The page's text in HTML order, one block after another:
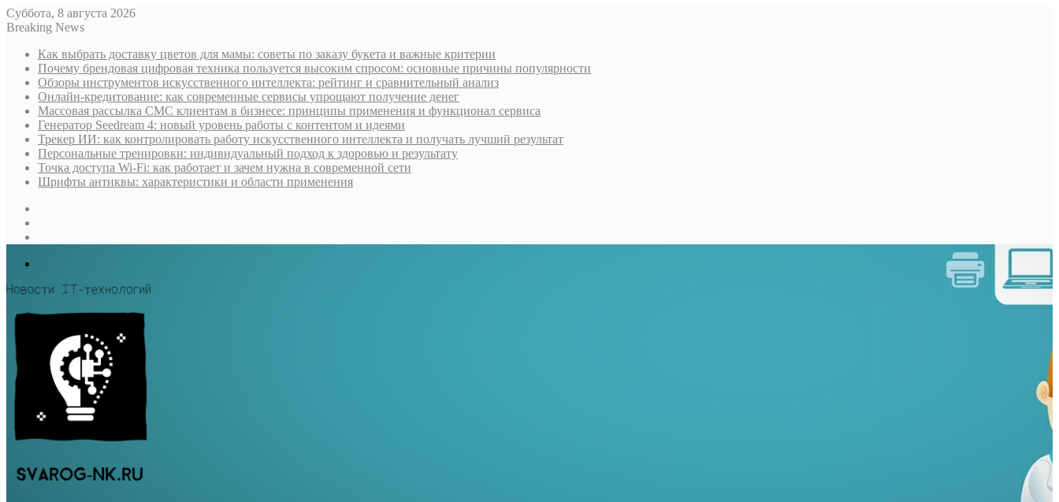
Суббота, 8 августа 2026
Breaking News
Как выбрать доставку цветов для мамы: советы по заказу букета и важные критерии
Почему брендовая цифровая техника пользуется высоким спросом: основные причины популярности
Обзоры инструментов искусственного интеллекта: рейтинг и сравнительный анализ
Онлайн-кредитование: как современные сервисы упрощают получение денег
Массовая рассылка СМС клиентам в бизнесе: принципы применения и функционал сервиса
Генератор Seedream 4: новый уровень работы с контентом и идеями
Трекер ИИ: как контролировать работу искусственного интеллекта и получать лучший результат
Персональные тренировки: индивидуальный подход к здоровью и результату
Точка доступа Wi-Fi: как работает и зачем нужна в современной сети
Шрифты антиквы: характеристики и области применения